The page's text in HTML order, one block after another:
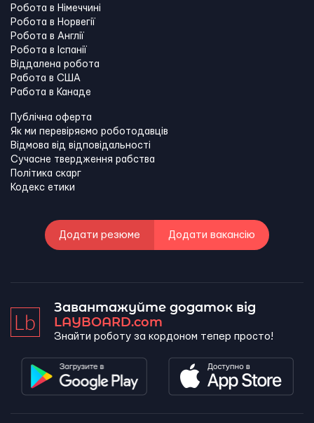
Робота в Німеччині
Робота в Норвегії
Робота в Англії
Робота в Іспанії
Віддалена робота
Работа в США
Работа в Канадe
Публічна оферта
Як ми перевіряємо роботодавців
Відмова від відповідальності
Сучасне твердження рабства
Політика скарг
Кодекс етики
Додати резюме Додати вакансію
Завантажуйте додаток від
LAYBOARD.com
Знайти роботу за кордоном тепер просто!